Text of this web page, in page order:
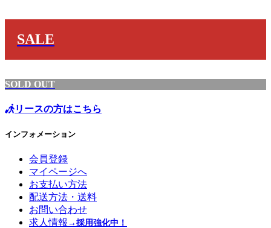
SALE
SOLD OUT
リースの方はこちら
インフォメーション
会員登録
マイページへ
お支払い方法
配送方法・送料
お問い合わせ
求人情報 →採用強化中！